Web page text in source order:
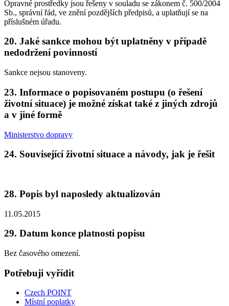
Opravné prostředky jsou řešeny v souladu se zákonem č. 500/2004
Sb., správní řád, ve znění pozdějších předpisů, a uplatňují se na
příslušném úřadu.
20. Jaké sankce mohou být uplatněny v případě
nedodržení povinností
Sankce nejsou stanoveny.
23. Informace o popisovaném postupu (o řešení
životní situace) je možné získat také z jiných zdrojů
a v jiné formě
Ministerstvo dopravy
24. Související životní situace a návody, jak je řešit
28. Popis byl naposledy aktualizován
11.05.2015
29. Datum konce platnosti popisu
Bez časového omezení.
Potřebuji vyřídit
Czech POINT
Místní poplatky